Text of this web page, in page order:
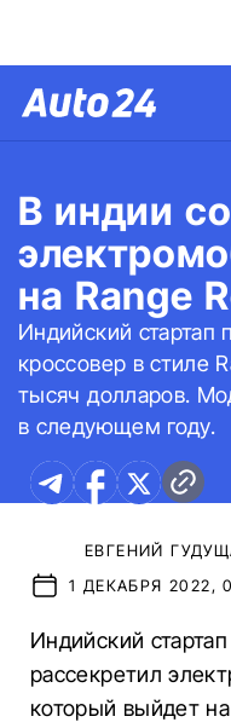
В индии
на Range
Индийский стартап
кроссовер в стиле
тысяч долларов.
в следующем году.
ЕВГЕНИЙ
1 ДЕКАБРЯ 2022,
Индийский
рассекретил
который выйдет